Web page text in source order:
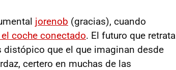
jorenob (gracias), cuando
coche conectado. El futuro que retrata
distópico que el que imaginan desde
certero en muchas de las